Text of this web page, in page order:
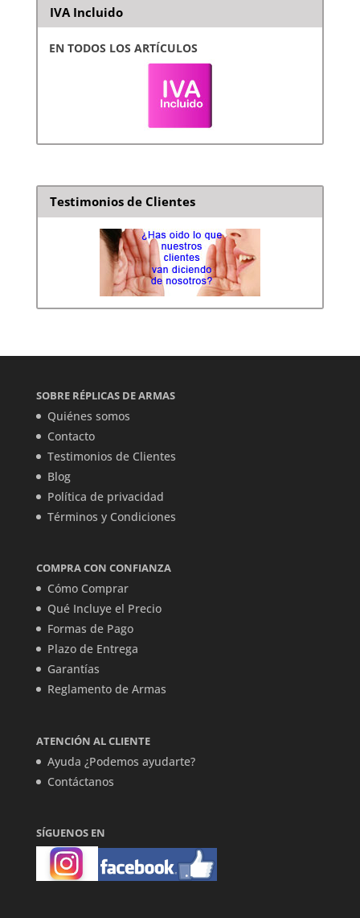
IVA Incluido
EN TODOS LOS ARTÍCULOS
Testimonios de Clientes
SOBRE RÉPLICAS DE ARMAS
Quiénes somos
Contacto
Testimonios de Clientes
Blog
Política de privacidad
Términos y Condiciones
COMPRA CON CONFIANZA
Cómo Comprar
Qué Incluye el Precio
Formas de Pago
Plazo de Entrega
Garantías
Reglamento de Armas
ATENCIÓN AL CLIENTE
Ayuda ¿Podemos ayudarte?
Contáctanos
SÍGUENOS EN